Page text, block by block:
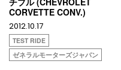
CORVETTE CONV.)
2012.10.17
TEST RIDE
ゼネラルモーターズジャパン